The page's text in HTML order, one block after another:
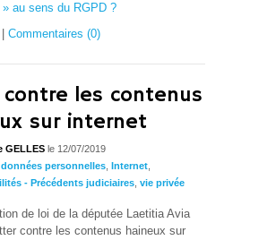
au sens du RGPD ?
Commentaires (0)
les contenus
sur internet
GELLES le 12/07/2019
données personnelles Internet
- Précédents judiciaires vie privée
de loi de la députée Laetitia Avia
contre les contenus haineux sur